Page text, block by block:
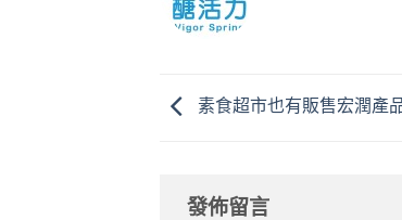
素食超市也有販售宏潤產
發佈留言